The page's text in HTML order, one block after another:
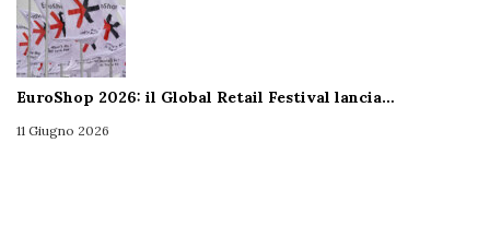
EuroShop 2026: il Global Retail Festival lancia…
11 Giugno 2026